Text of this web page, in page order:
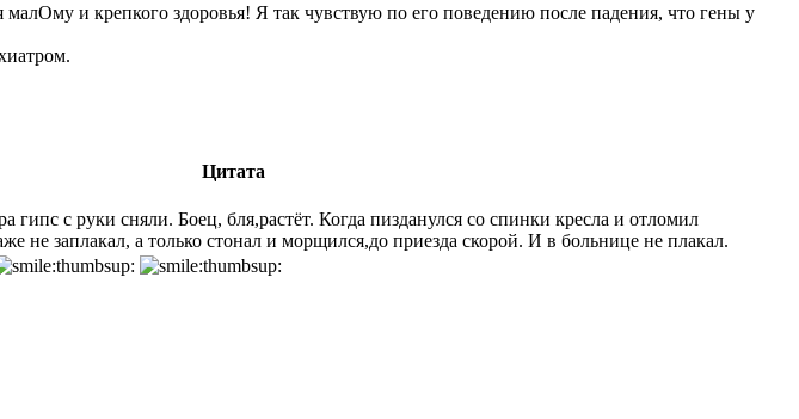
и крепкого здоровья! Я так чувствую по его поведению после падения, что гены у
Цитата
с руки сняли. Боец, бля,растёт. Когда пизданулся со спинки кресла и отломил
не заплакал, а только стонал и морщился,до приезда скорой. И в больнице не плакал.